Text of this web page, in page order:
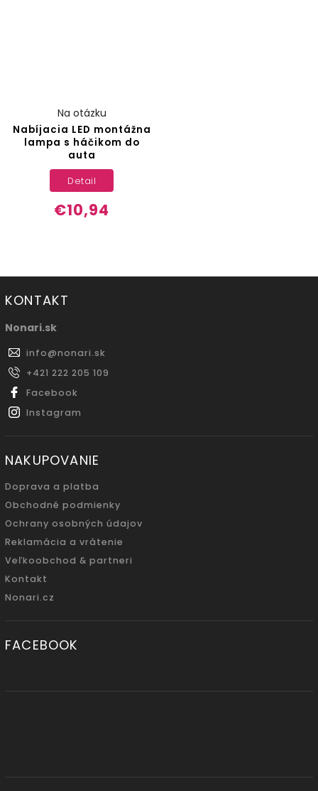
Nabíjacia LED montážna
lampa s háčikom do
auta
Na otázku
€10,94
Detail
KONTAKT
Nonari.sk
info@nonari.sk
+421 222 205 109
Facebook
Instagram
NAKUPOVANIE
Doprava a platba
Obchodné podmienky
Ochrany osobných údajov
Reklamácia a vrátenie
Veľkoobchod & partneri
Kontakt
Nonari.cz
FACEBOOK